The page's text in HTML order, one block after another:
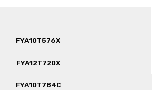
FYA10T576X
FYA12T720X
FYA10T784C